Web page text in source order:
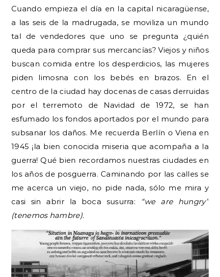
Cuando empieza el día en la capital nicaragüense,
a las seis de la madrugada, se moviliza un mundo
tal de vendedores que uno se pregunta ¿quién
queda para comprar sus mercancías? Viejos y niños
buscan comida entre los desperdicios, las mujeres
piden limosna con los bebés en brazos. En el
centro de la ciudad hay docenas de casas derruidas
por el terremoto de Navidad de 1972, se han
esfumado los fondos aportados por el mundo para
subsanar los daños. Me recuerda Berlín o Viena en
1945 ¡la bien conocida miseria que acompaña a la
guerra! Qué bien recordamos nuestras ciudades en
los años de posguerra. Caminando por las calles se
me acerca un viejo, no pide nada, sólo me mira y
casi sin abrir la boca susurra:
“we are hungry”
(tenemos hambre).